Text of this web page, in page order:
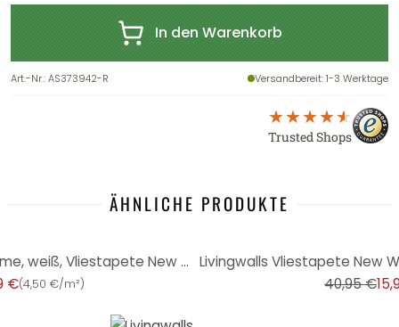
In den Warenkorb
Art.-Nr.:AS373942-R Versandbereit: 1-3 Werktage
Trusted Shops
ÄHNLICHE PRODUKTE
Strukturtapete, Unitapete creme, weiß, Vliestapete New Walls von Livingwalls
€(4,50 €/m²) 40,95 €